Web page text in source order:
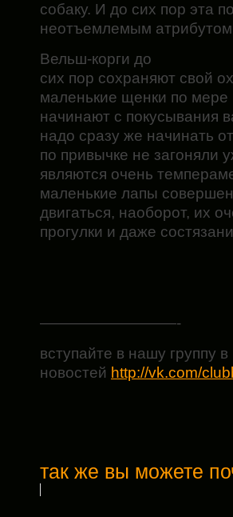
собаку. И до сих пор эта
неотъемлемым атрибутом
Вельш-корги до
сих пор сохраняют свой
маленькие щенки по мере
начинают с покусывания
надо сразу же начинать
по привычке не загоняли
являются очень
маленькие лапы
двигаться, наоборот, их
прогулки и даже
—————————-
вступайте в нашу группу
новостей http://vk.com/
так же вы можете